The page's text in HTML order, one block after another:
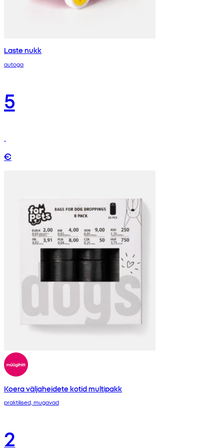
Laste nukk
autoga
5
€
Koera väljaheidete kotid multipakk
praktilised, mugavad
2